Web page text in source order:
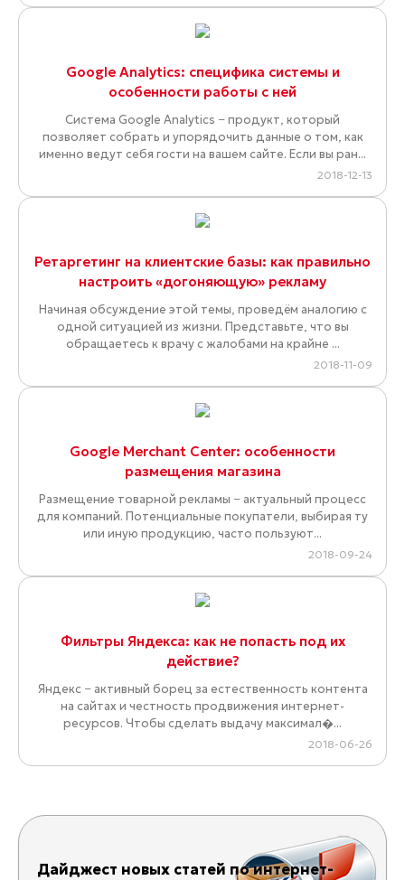
Google Analytics: специфика системы и
особенности работы с ней
Система Google Analytics − продукт, который
позволяет собрать и упорядочить данные о том, как
именно ведут себя гости на вашем сайте. Если вы ран...
2018-12-13
Ретаргетинг на клиентские базы: как правильно
настроить «догоняющую» рекламу
Начиная обсуждение этой темы, проведём аналогию с
одной ситуацией из жизни. Представьте, что вы
обращаетесь к врачу с жалобами на крайне ...
2018-11-09
Google Merchant Center: особенности
размещения магазина
Размещение товарной рекламы − актуальный процесс
для компаний. Потенциальные покупатели, выбирая ту
или иную продукцию, часто пользуют...
2018-09-24
Фильтры Яндекса: как не попасть под их
действие?
Яндекс − активный борец за естественность контента
на сайтах и честность продвижения интернет-
ресурсов. Чтобы сделать выдачу максимал�...
2018-06-26
Дайджест новых статей по интернет-